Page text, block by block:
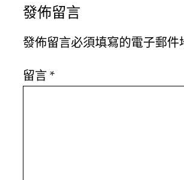
發佈留言
發佈留言必須填寫的電子郵件
留言 *